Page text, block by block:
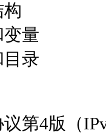
量
录
第4版（